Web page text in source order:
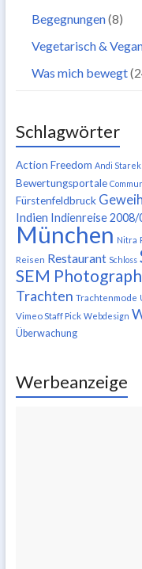
Begegnungen(8)
Vegetarisch &
Was mich bewegt
Schlagwörter
Action Freedom Andi Starek
Bewertungsportale
Fürstenfeldbruck
Indien Indienreise 2008/
München Nitra
Reisen Restaurant Schloss
SEM
Trachten Trachtenmode
Vimeo Staff Pick Webdesign
Überwachung
Werbeanzeige